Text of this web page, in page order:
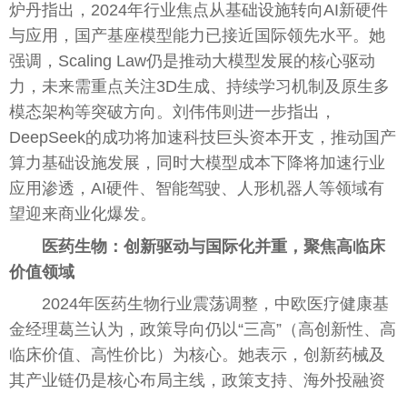
炉丹指出，2024年行业焦点从基础设施转向AI新硬件
与应用，国产基座模型能力已接近国际领先水平。她
强调，Scaling Law仍是推动大模型发展的核心驱动
力，未来需重点关注3D生成、持续学习机制及原生多
模态架构等突破方向。刘伟伟则进一步指出，
DeepSeek的成功将加速科技巨头资本开支，推动国产
算力基础设施发展，同时大模型成本下降将加速行业
应用渗透，AI硬件、智能驾驶、人形机器人等领域有
望迎来商业化爆发。
医药生物：创新驱动与国际化并重，聚焦高临床
价值领域
2024年医药生物行业震荡调整，中欧医疗健康基
金经理葛兰认为，政策导向仍以“三高”（高创新性、高
临床价值、高性价比）为核心。她表示，创新药械及
其产业链仍是核心布局主线，政策支持、海外投融资